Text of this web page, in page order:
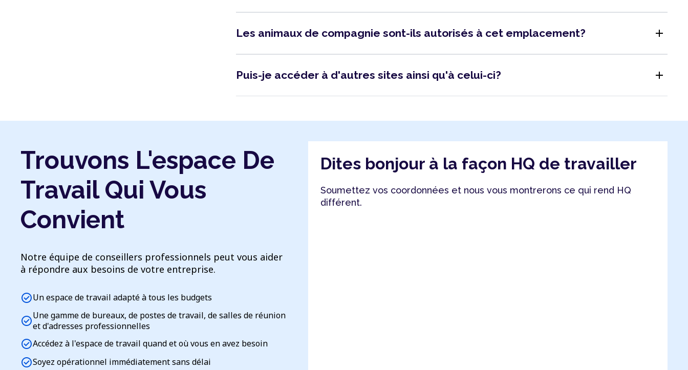
Les animaux de compagnie sont-ils autorisés à cet emplacement? add
Puis-je accéder à d'autres sites ainsi qu'à celui-ci? add
Trouvons L'espace De
Travail Qui Vous
Convient
Notre équipe de conseillers professionnels peut vous aider
à répondre aux besoins de votre entreprise.
check_circleUn espace de travail adapté à tous les budgets
check_circleUne gamme de bureaux, de postes de travail, de salles de réunion
et d'adresses professionnelles
check_circleAccédez à l'espace de travail quand et où vous en avez besoin
check_circleSoyez opérationnel immédiatement sans délai
Dites bonjour à la façon HQ de travailler
Soumettez vos coordonnées et nous vous montrerons ce qui rend HQ
différent.